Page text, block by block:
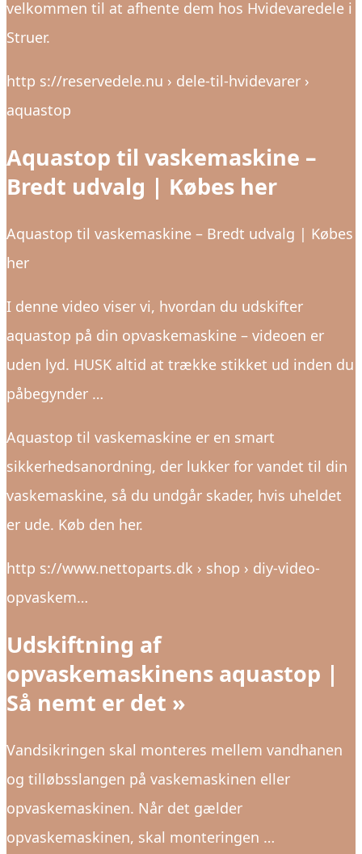
velkommen til at afhente dem hos Hvidevaredele i
Struer.
http s://reservedele.nu › dele-til-hvidevarer ›
aquastop
Aquastop til vaskemaskine –
Bredt udvalg | Købes her
Aquastop til vaskemaskine – Bredt udvalg | Købes
her
I denne video viser vi, hvordan du udskifter
aquastop på din opvaskemaskine – videoen er
uden lyd. HUSK altid at trække stikket ud inden du
påbegynder …
Aquastop til vaskemaskine er en smart
sikkerhedsanordning, der lukker for vandet til din
vaskemaskine, så du undgår skader, hvis uheldet
er ude. Køb den her.
http s://www.nettoparts.dk › shop › diy-video-
opvaskem…
Udskiftning af
opvaskemaskinens aquastop |
Så nemt er det »
Vandsikringen skal monteres mellem vandhanen
og tilløbsslangen på vaskemaskinen eller
opvaskemaskinen. Når det gælder
opvaskemaskinen, skal monteringen …